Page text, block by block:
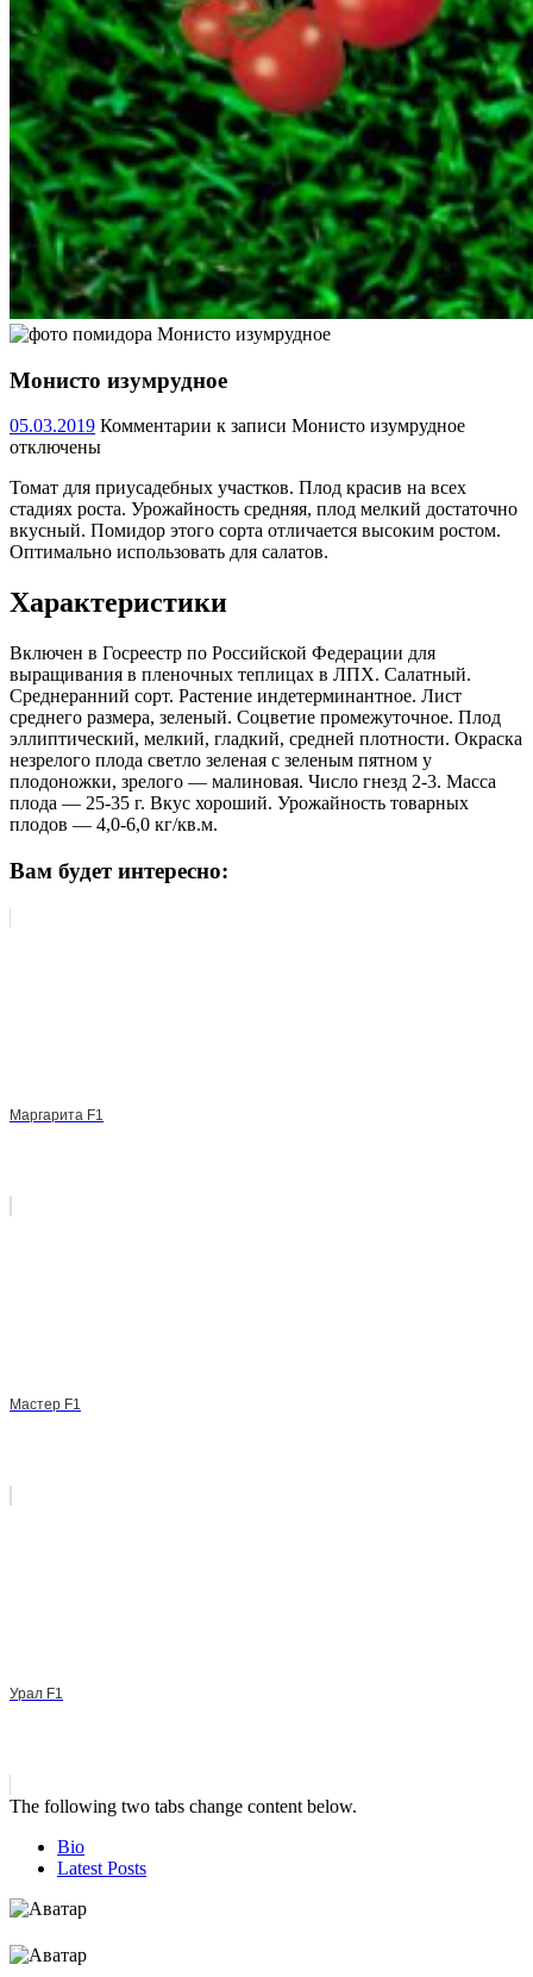
Монисто изумрудное
05.03.2019 Комментарии к записи Монисто изумрудное
отключены
Томат для приусадебных участков. Плод красив на всех
стадиях роста. Урожайность средняя, плод мелкий достаточно
вкусный. Помидор этого сорта отличается высоким ростом.
Оптимально использовать для салатов.
Характеристики
Включен в Госреестр по Российской Федерации для
выращивания в пленочных теплицах в ЛПХ. Салатный.
Среднеранний сорт. Растение индетерминантное. Лист
среднего размера, зеленый. Соцветие промежуточное. Плод
эллиптический, мелкий, гладкий, средней плотности. Окраска
незрелого плода светло зеленая с зеленым пятном у
плодоножки, зрелого — малиновая. Число гнезд 2-3. Масса
плода — 25-35 г. Вкус хороший. Урожайность товарных
плодов — 4,0-6,0 кг/кв.м.
Вам будет интересно:
Маргарита F1
Мастер F1
Урал F1
The following two tabs change content below.
Bio
Latest Posts